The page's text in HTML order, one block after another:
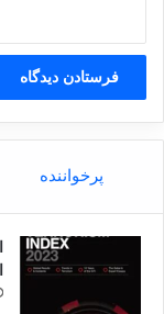
پرخواننده